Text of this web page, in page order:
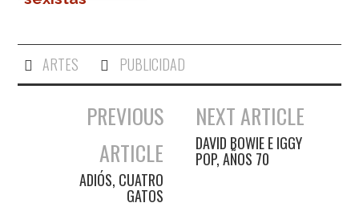
ARTES PUBLICIDAD
Navegación de entradas
PREVIOUS
ARTICLE
ADIÓS, CUATRO
GATOS
NEXT ARTICLE
DAVID BOWIE E IGGY
POP, AÑOS 70